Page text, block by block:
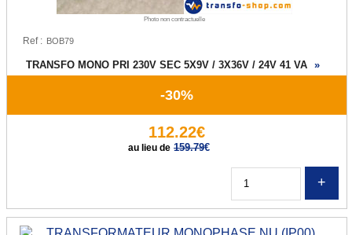
Photo non contractuelle
Ref :
TRANSFO MONO PRI 230V SEC 5X9V / 3X36V / 24V 41 VA »
-30%
112.22€
au lieu de 159.79€